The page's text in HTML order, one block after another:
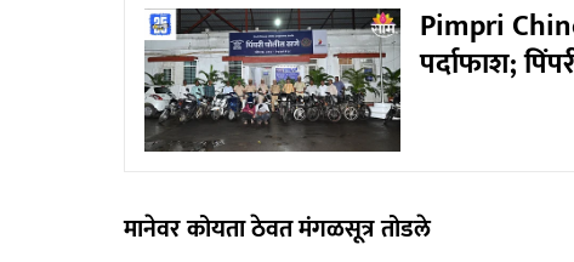
Pimpri
पर्दाफाश;
मानेवर कोयता ठेवत मंगळसूत्र तोडले